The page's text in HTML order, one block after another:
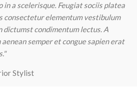
in a scelerisque. Feugiat sociis platea
consectetur elementum vestibulum
dictumst condimentum lectus. A
semper et congue sapien erat
Stylist